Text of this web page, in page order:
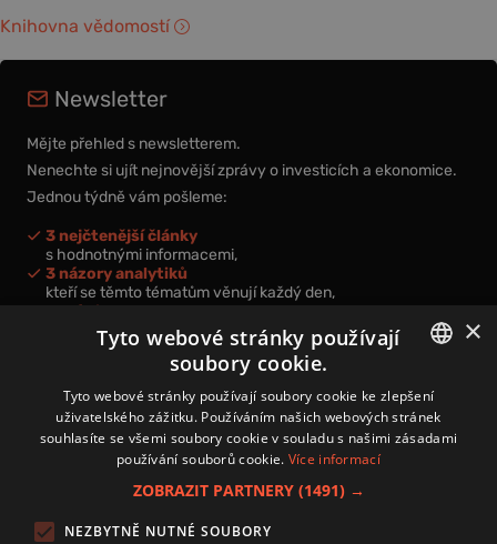
Knihovna vědomostí
Newsletter
Mějte přehled s newsletterem.
Nenechte si ujít nejnovější zprávy o investicích a ekonomice.
Jednou týdně vám pošleme:
3 nejčtenější články
s hodnotnými informacemi,
3 názory analytiků
kteří se těmto tématům věnují každý den,
nová videa a podcasty
k prohloubení vašich znalostí.
Přihlášením k newsletteru vyjadřujete svůj souhlas spodmínkami
zpracování osobních údajů.
Zásady používání souborů cookies
CZECH
×
Tyto webové stránky používají
soubory cookie.
Tyto webové stránky používají soubory cookie ke zlepšení
uživatelského zážitku. Používáním našich webových stránek
souhlasíte se všemi soubory cookie v souladu s našimi zásadami
používání souborů cookie. Více informací
ZOBRAZIT PARTNERY (1491) →
NEZBYTNĚ NUTNÉ SOUBORY